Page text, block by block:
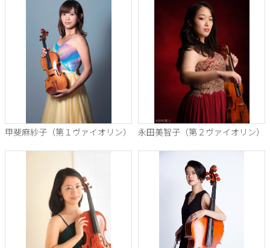
甲斐麻紗子（第１ヴァイオリン） 永田美智子（第２ヴァイオリン）